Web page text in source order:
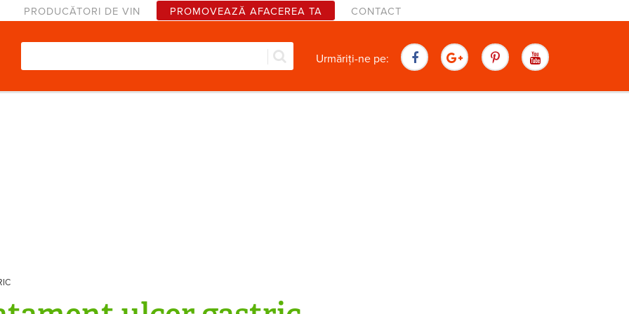
PRODUCĂTORI DE VIN PROMOVEAZĂ AFACEREA TA CONTACT
Formular de căutare Urmăriți-ne pe: